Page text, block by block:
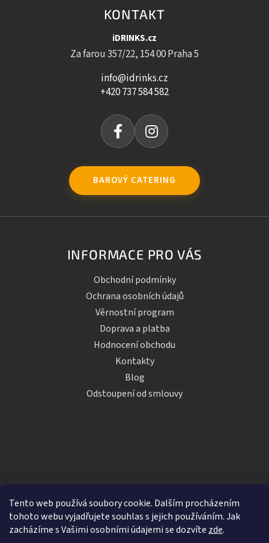
Tento web používá soubory cookie. Dalším procházením
tohoto webu vyjadřujete souhlas s jejich používáním. Jak
zacházíme s Vašimi osobními údajemi se dozvíte zde.
KONTAKT
iDRINKS.cz
Za farou 357/22, 154 00 Praha 5
info@idrinks.cz
+420 737 584 582
BAROVÝ CATERING
INFORMACE PRO VÁS
Obchodní podmínky
Ochrana osobních údajů
Věrnostní program
Doprava a platba
Hodnocení obchodu
Kontakty
Blog
Odstoupení od smlouvy
Vytvořil Shoptet